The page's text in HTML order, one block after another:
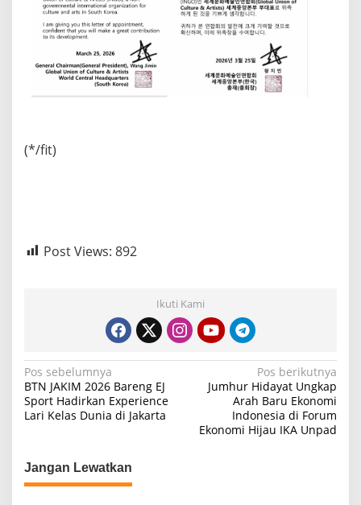
(*/fit)
Post Views: 892
Ikuti Kami
N
a
v
g
a
Pos sebelumnya
BTN JAKIM 2026 Bareng EJ
Sport Hadirkan Experience
Lari Kelas Dunia di Jakarta
Pos berikutnya
Jumhur Hidayat Ungkap
Arah Baru Ekonomi
Indonesia di Forum
Ekonomi Hijau IKA Unpad
Jangan Lewatkan